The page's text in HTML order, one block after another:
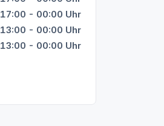
17:00 - 00:00 Uhr
13:00 - 00:00 Uhr
13:00 - 00:00 Uhr